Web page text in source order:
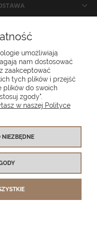
1A, 10-409 Olsztyn |
PINTEREST
umożliwiają
nam dostosować
zaakceptować
tych plików i przejść
plików do swoich
zgody".
w naszej Polityce
NIEZBĘDNE